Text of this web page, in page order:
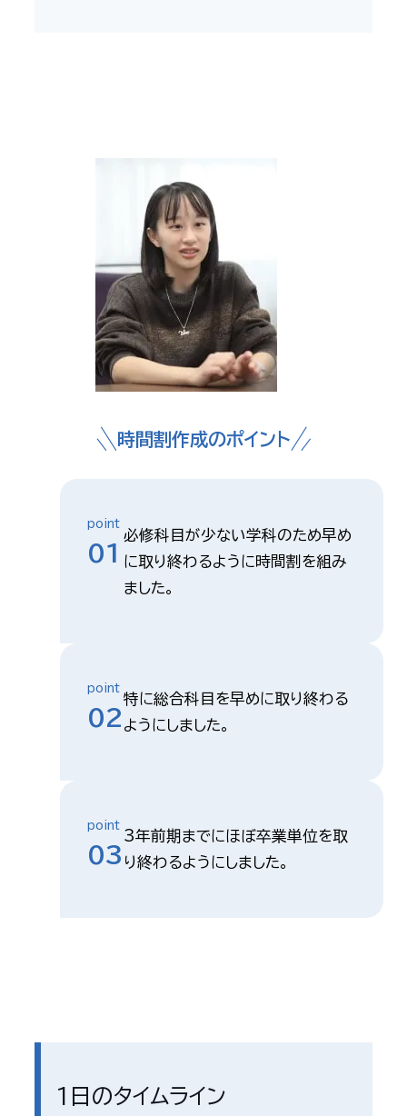
時間割作成のポイント
point
01
必修科目が少ない学科のため早め
に取り終わるように時間割を組み
ました。
point
02
特に総合科目を早めに取り終わる
ようにしました。
point
03
3年前期までにほぼ卒業単位を取
り終わるようにしました。
1日のタイムライン